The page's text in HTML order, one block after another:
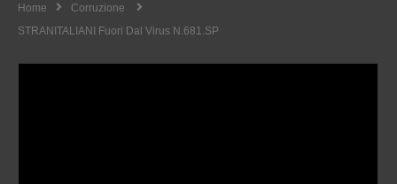
Home
Corruzione
STRANITALIANI Fuori Dal Virus N.681.SP